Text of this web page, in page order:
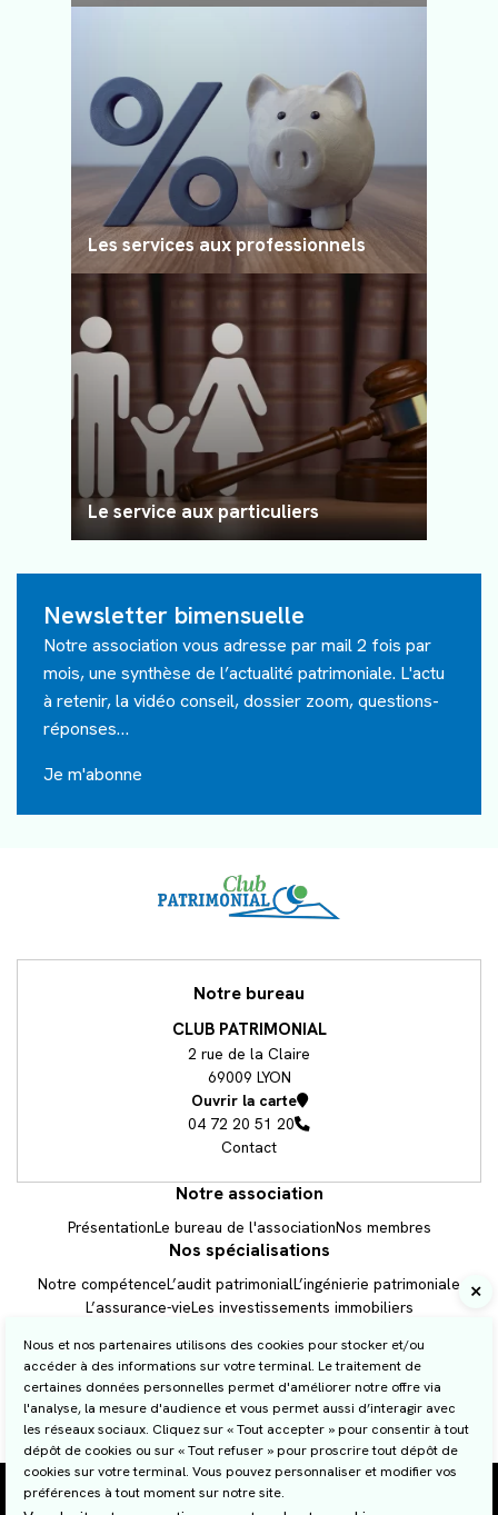
Prendre RDV
Newsletter
04 72 20 51 20
Nous contacter
Les services aux professionnels
Le service aux particuliers
Newsletter bimensuelle
Notre association vous adresse par mail 2 fois par
mois, une synthèse de l’actualité patrimoniale. L'actu
à retenir, la vidéo conseil, dossier zoom, questions-
réponses…
Je m'abonne
Notre bureau
CLUB PATRIMONIAL
2 rue de la Claire
69009 LYON
Ouvrir la carte
04 72 20 51 20
Contact
Notre association
PrésentationLe bureau de l'associationNos membres
Nos spécialisations
Notre compétenceL’audit patrimonialL’ingénierie patrimoniale
L’assurance-vieLes investissements immobiliers
Le service aux particuliers
Vos actus patrimoine
FamilleImmobilierFiscalitéPlacement
Plan du site
Nous et nos partenaires utilisons des cookies pour stocker et/ou
accéder à des informations sur votre terminal. Le traitement de
certaines données personnelles permet d'améliorer notre offre via
l'analyse, la mesure d'audience et vous permet aussi d’interagir avec
les réseaux sociaux. Cliquez sur « Tout accepter » pour consentir à tout
dépôt de cookies ou sur « Tout refuser » pour proscrire tout dépôt de
cookies sur votre terminal. Vous pouvez personnaliser et modifier vos
préférences à tout moment sur notre site.